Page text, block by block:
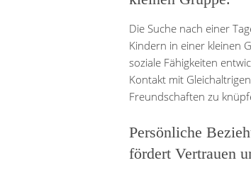
Die Suche nach einer
Kindern in einer kleinen
soziale Fähigkeiten
Kontakt mit
Freundschaften zu
Persönliche
fördert Vertrauen